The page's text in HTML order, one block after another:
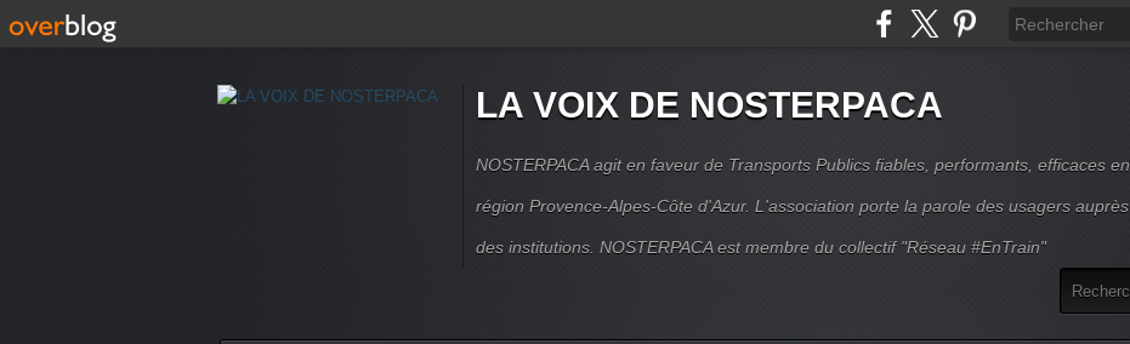
LA VOIX DE NOSTERPACA
NOSTERPACA agit en faveur de Transports Publics fiables, performants, efficaces en
région Provence-Alpes-Côte d'Azur. L'association porte la parole des usagers auprès
des institutions. NOSTERPACA est membre du collectif "Réseau #EnTrain"